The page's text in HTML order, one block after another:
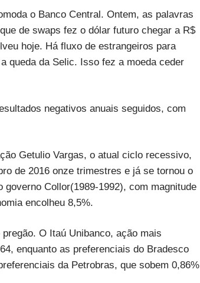
o Banco Central. Ontem, as palavras
de swaps fez o dólar futuro chegar a R$
hoje. Há fluxo de estrangeiros para
queda da Selic. Isso fez a moeda ceder
negativos anuais seguidos, com
Getulio Vargas, o atual ciclo recessivo,
de 2016 onze trimestres e já se tornou o
Collor(1989-1992), com magnitude
encolheu 8,5%.
O Itaú Unibanco, ação mais
enquanto as preferenciais do Bradesco
da Petrobras, que sobem 0,86%